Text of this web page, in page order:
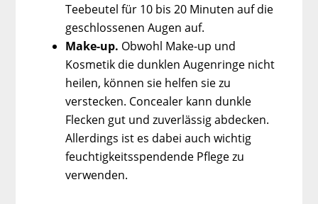
Teebeutel für 10 bis 20 Minuten auf die
geschlossenen Augen auf.
Make-up. Obwohl Make-up und
Kosmetik die dunklen Augenringe nicht
heilen, können sie helfen sie zu
verstecken. Concealer kann dunkle
Flecken gut und zuverlässig abdecken.
Allerdings ist es dabei auch wichtig
feuchtigkeitsspendende Pflege zu
verwenden.